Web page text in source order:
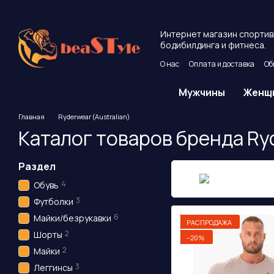
Интернет магазин
бодибилдинга и фитнеса.
О нас Оплата и доставка
Мужчины
Главная Ryderwear (Australian)
Каталог товаров бренда
РАСПРОДАЖА
−20%
Раздел
Обувь 4
Футболки 3
Майки/безрукавки 6
Шорты 2
Майки 2
Леггинсы 3